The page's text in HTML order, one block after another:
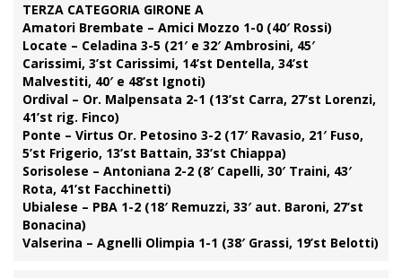
TERZA CATEGORIA GIRONE A
Amatori Brembate – Amici Mozzo 1-0 (40′ Rossi)
Locate – Celadina 3-5 (21′ e 32′ Ambrosini, 45′
Carissimi, 3’st Carissimi, 14’st Dentella, 34’st
Malvestiti, 40′ e 48’st Ignoti)
Ordival – Or. Malpensata 2-1 (13’st Carra, 27’st Lorenzi,
41’st rig. Finco)
Ponte – Virtus Or. Petosino 3-2 (17′ Ravasio, 21′ Fuso,
5’st Frigerio, 13’st Battain, 33’st Chiappa)
Sorisolese – Antoniana 2-2 (8′ Capelli, 30′ Traini, 43′
Rota, 41’st Facchinetti)
Ubialese – PBA 1-2 (18′ Remuzzi, 33′ aut. Baroni, 27’st
Bonacina)
Valserina – Agnelli Olimpia 1-1 (38′ Grassi, 19’st Belotti)